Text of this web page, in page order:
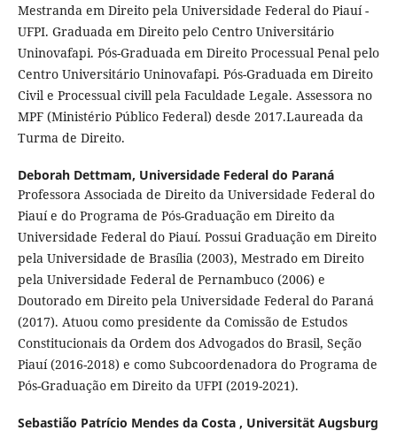
Mestranda em Direito pela Universidade Federal do Piauí -
UFPI. Graduada em Direito pelo Centro Universitário
Uninovafapi. Pós-Graduada em Direito Processual Penal pelo
Centro Universitário Uninovafapi. Pós-Graduada em Direito
Civil e Processual civill pela Faculdade Legale. Assessora no
MPF (Ministério Público Federal) desde 2017.Laureada da
Turma de Direito.
Deborah Dettmam, Universidade Federal do Paraná
Professora Associada de Direito da Universidade Federal do
Piauí e do Programa de Pós-Graduação em Direito da
Universidade Federal do Piauí. Possui Graduação em Direito
pela Universidade de Brasília (2003), Mestrado em Direito
pela Universidade Federal de Pernambuco (2006) e
Doutorado em Direito pela Universidade Federal do Paraná
(2017). Atuou como presidente da Comissão de Estudos
Constitucionais da Ordem dos Advogados do Brasil, Seção
Piauí (2016-2018) e como Subcoordenadora do Programa de
Pós-Graduação em Direito da UFPI (2019-2021).
Sebastião Patrício Mendes da Costa , Universität Augsburg